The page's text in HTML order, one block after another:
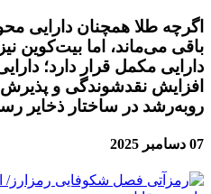
اگرچه طلا همچنان دارایی
باقی می‌ماند، اما بیت‌کوین
دارایی مکمل قرار دارد؛
افزایش نقدشوندگی و پذیرش
رو‌به‌رشد در ساختار ذخایر
07 دسامبر 2025